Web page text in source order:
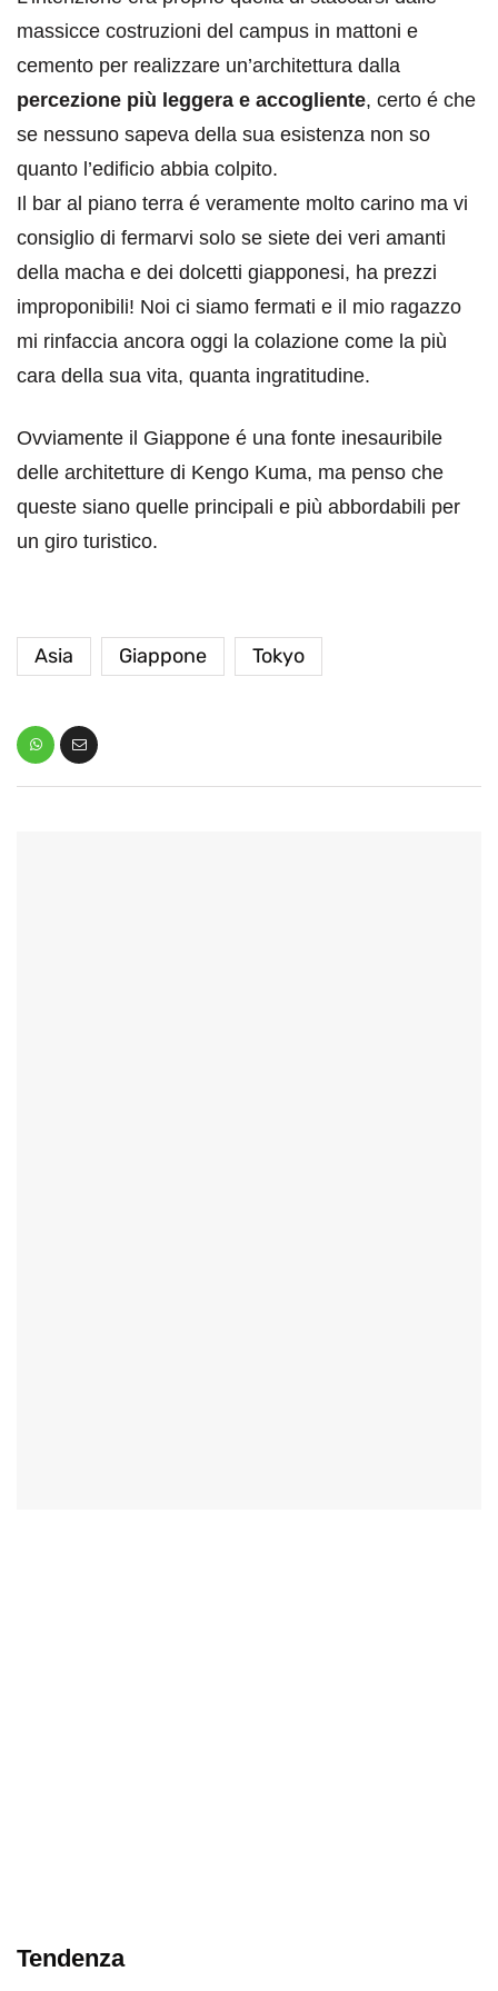
massicce costruzioni del campus in mattoni e
cemento per realizzare un’architettura dalla
percezione più leggera e accogliente, certo é che
se nessuno sapeva della sua esistenza non so
quanto l’edificio abbia colpito.
Il bar al piano terra é veramente molto carino ma vi
consiglio di fermarvi solo se siete dei veri amanti
della macha e dei dolcetti giapponesi, ha prezzi
improponibili! Noi ci siamo fermati e il mio ragazzo
mi rinfaccia ancora oggi la colazione come la più
cara della sua vita, quanta ingratitudine.
Ovviamente il Giappone é una fonte inesauribile
delle architetture di Kengo Kuma, ma penso che
queste siano quelle principali e più abbordabili per
un giro turistico.
Asia Giappone Tokyo
Tendenza